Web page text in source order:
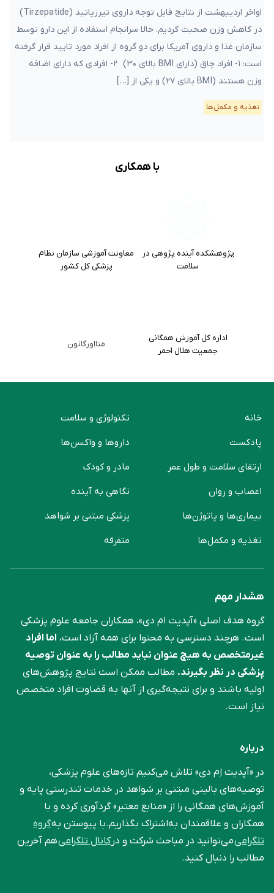
اواخر اردیبهشت از نتایج قابل توجه داروی تیرزپاتید (Tirzepatide)
در کاهش وزن صحبت کردیم. حالا سرانجام استفاده از این دارو توسط
سازمان غذا و داروی آمریکا برای دو گروه از افراد مورد تایید قرار گرفته
است: ۱- افراد چاق (دارای BMI بالای ۳۰) ۲- افرادی که دارای اضافه
وزن هستند (BMI بالای ۲۷) و یکی از […]
تغذیه و مکمل‌ها
با همکاری
پژوهشکده آینده پژوهی در
سلامت
معاونت آموزشی سازمان نظام
پزشکی کل کشور
اداره کل آموزش همگانی
جمعیت هلال احمر
متااورگانون
خانه
پادکست
ارتقای سلامت و طول عمر
اعصاب و روان
بیماری‌ها و پاتوژن‌ها
تغذیه و مکمل‌ها
تکنولوژی و سلامت
دارو‌ها و واکسن‌ها
مادر و کودک
نگاهی به آینده
پزشکی مبتنی بر شواهد
متفرقه
هشدار مهم
گروه هدف اصلی «آپدیت ام دی»، همکاران جامعه علوم ‌پزشکی
است. هرچند دسترسی به محتوا برای همه آزاد است، اما افراد
غیرمتخصص به هیچ عنوان نباید مطالب را به عنوان توصیه
پزشکی در نظر بگیرند. مطالب ممکن است نتایج پژوهش‌های
اولیه باشند و برای نتیجه‌گیری از آنها به قضاوت افراد متخصص
نیاز است.
درباره
در «آپدیت اِم دی» تلاش می‌کنیم تازه‌های علوم پزشکی،
توصیه‌های بالینی مبتنی بر شواهد در خدمات تندرستی پایه و
آموزش‌های همگانی را از «منابع معتبر» گردآوری کرده و با
همکاران و علاقمندان به‌اشتراک بگذاریم.با پیوستن بهگروه
تلگرامیمی‌توانید در مباحث شرکت و درکانال تلگرامیهم آخرین
مطالب را دنبال کنید.